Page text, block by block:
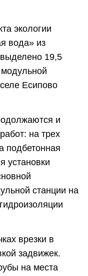
экологии
вода» из
19,5
Есипово
и
на трех
подбетонная
установки
станции на
врезки в
задвижек.
на места